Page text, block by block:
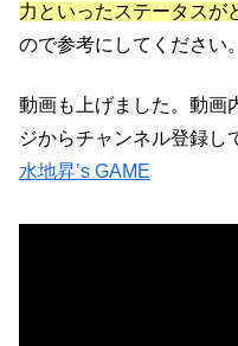
力といったステータスが
ので参考にしてください。
動画も上げました。動画
ジからチャンネル登録し
水地昇’s GAME